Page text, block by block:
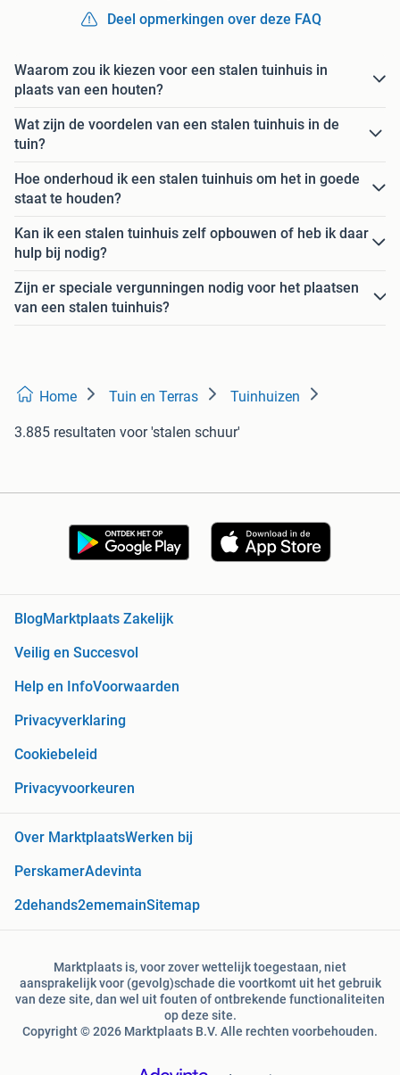
Deel opmerkingen over deze FAQ
Waarom zou ik kiezen voor een stalen tuinhuis in
plaats van een houten?
Wat zijn de voordelen van een stalen tuinhuis in de
tuin?
Hoe onderhoud ik een stalen tuinhuis om het in goede
staat te houden?
Kan ik een stalen tuinhuis zelf opbouwen of heb ik daar
hulp bij nodig?
Zijn er speciale vergunningen nodig voor het plaatsen
van een stalen tuinhuis?
Home Tuin en Terras Tuinhuizen
3.885 resultaten voor 'stalen schuur'
BlogMarktplaats Zakelijk
Veilig en Succesvol
Help en InfoVoorwaarden
Privacyverklaring
Cookiebeleid
Privacyvoorkeuren
Over MarktplaatsWerken bij
PerskamerAdevinta
2dehands2ememainSitemap
Marktplaats is, voor zover wettelijk toegestaan, niet
aansprakelijk voor (gevolg)schade die voortkomt uit het gebruik
van deze site, dan wel uit fouten of ontbrekende functionaliteiten
op deze site.
Copyright © 2026 Marktplaats B.V. Alle rechten voorbehouden.